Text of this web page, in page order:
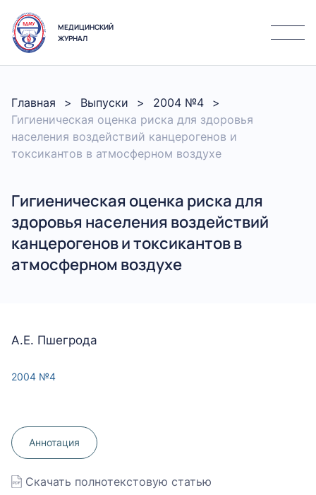
МЕДИЦИНСКИЙ
ЖУРНАЛ
Главная Выпуски
2004 №4
Гигиеническая оценка риска для здоровья
населения воздействий канцерогенов и
токсикантов в атмосферном воздухе
Гигиеническая оценка риска для
здоровья населения воздействий
канцерогенов и токсикантов в
атмосферном воздухе
А.Е. Пшегрода
2004 №4
Аннотация
Скачать полнотекстовую статью